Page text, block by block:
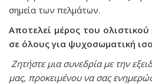
σημεία των πελμάτων.
Αποτελεί μέρος του ολιστικού
σε όλους για ψυχοσωματική
Ζητήστε μια συνεδρία με την
μας, προκειμένου να σας